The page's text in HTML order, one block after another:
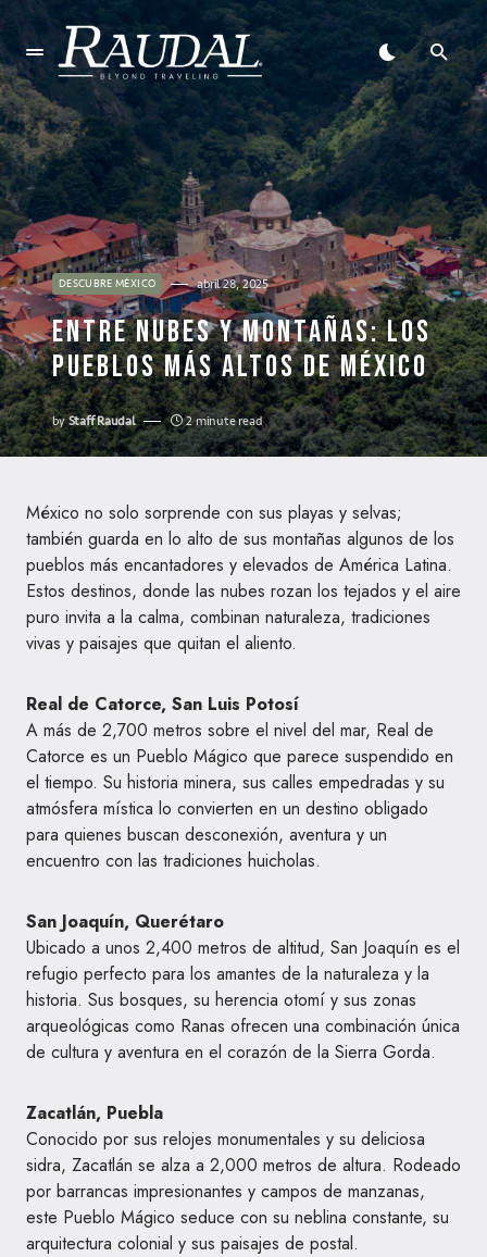
DESCUBRE MÉXICO abril 28, 2025
ENTRE NUBES Y MONTAÑAS: LOS
PUEBLOS MÁS ALTOS DE MÉXICO
byStaff Raudal 2 minute read
México no solo sorprende con sus playas y selvas;
también guarda en lo alto de sus montañas algunos de los
pueblos más encantadores y elevados de América Latina.
Estos destinos, donde las nubes rozan los tejados y el aire
puro invita a la calma, combinan naturaleza, tradiciones
vivas y paisajes que quitan el aliento.
Real de Catorce, San Luis Potosí
A más de 2,700 metros sobre el nivel del mar, Real de
Catorce es un Pueblo Mágico que parece suspendido en
el tiempo. Su historia minera, sus calles empedradas y su
atmósfera mística lo convierten en un destino obligado
para quienes buscan desconexión, aventura y un
encuentro con las tradiciones huicholas.
San Joaquín, Querétaro
Ubicado a unos 2,400 metros de altitud, San Joaquín es el
refugio perfecto para los amantes de la naturaleza y la
historia. Sus bosques, su herencia otomí y sus zonas
arqueológicas como Ranas ofrecen una combinación única
de cultura y aventura en el corazón de la Sierra Gorda.
Zacatlán, Puebla
Conocido por sus relojes monumentales y su deliciosa
sidra, Zacatlán se alza a 2,000 metros de altura. Rodeado
por barrancas impresionantes y campos de manzanas,
este Pueblo Mágico seduce con su neblina constante, su
arquitectura colonial y sus paisajes de postal.